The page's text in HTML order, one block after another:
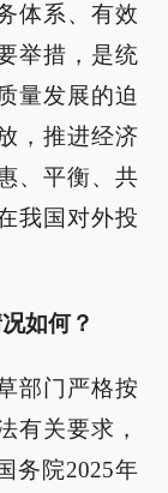
体系、有效
举措，是统
量发展的迫
，推进经济
、平衡、共
我国对外投
如何？
部门严格按
有关要求，
务院2025年